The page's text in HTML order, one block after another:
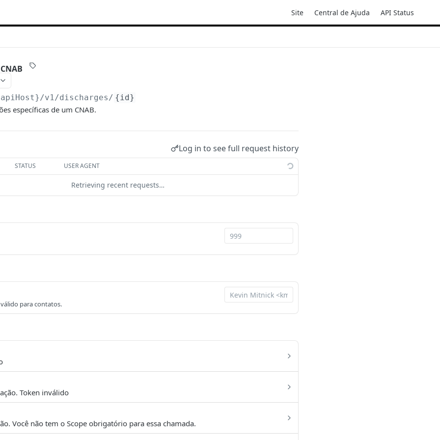
Site Central de Ajuda API Status
/v1/discharges/ {id}
específicas de um CNAB.
Log in to see full request history
STATUS USER AGENT
Retrieving recent requests…
para contatos.
Token inválido
Você não tem o Scope obrigatório para essa chamada.